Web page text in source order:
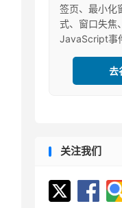
签页、最小化
式、窗口失焦
JavaScript事
去谷
关注我们